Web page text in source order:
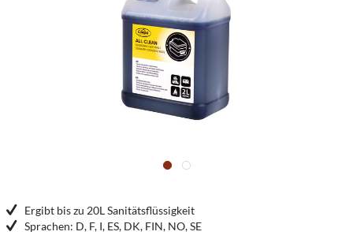
Ergibt bis zu 20L Sanitätsflüssigkeit
Sprachen: D, F, I, ES, DK, FIN, NO, SE